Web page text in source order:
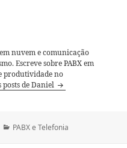
nuvem e comunicação
Escreve sobre PABX em
produtividade no
posts de Daniel
Categorias
PABX e Telefonia